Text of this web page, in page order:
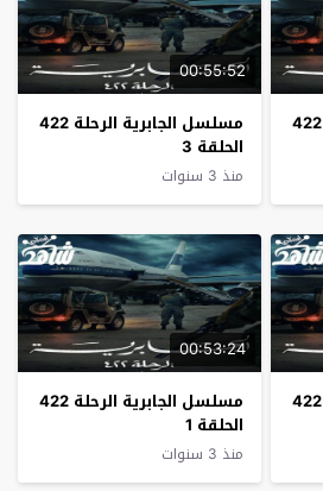
مسلسل الجابرية الرحلة 422
00:55:52
مسلسل الجابرية الرحلة 422
الحلقة 3
منذ 3 سنوات
مسلسل الجابرية الرحلة 422
00:53:24
مسلسل الجابرية الرحلة 422
الحلقة 1
منذ 3 سنوات